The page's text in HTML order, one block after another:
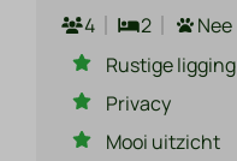
4
2
Nee
Rustige ligging
Privacy
Mooi uitzicht